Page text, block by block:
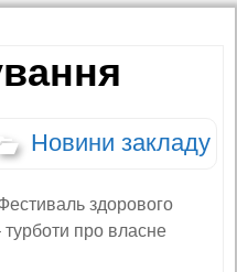
Новини закладу
здорового
турботи про власне